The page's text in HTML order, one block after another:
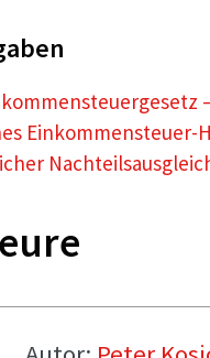
Einkommensteuer-